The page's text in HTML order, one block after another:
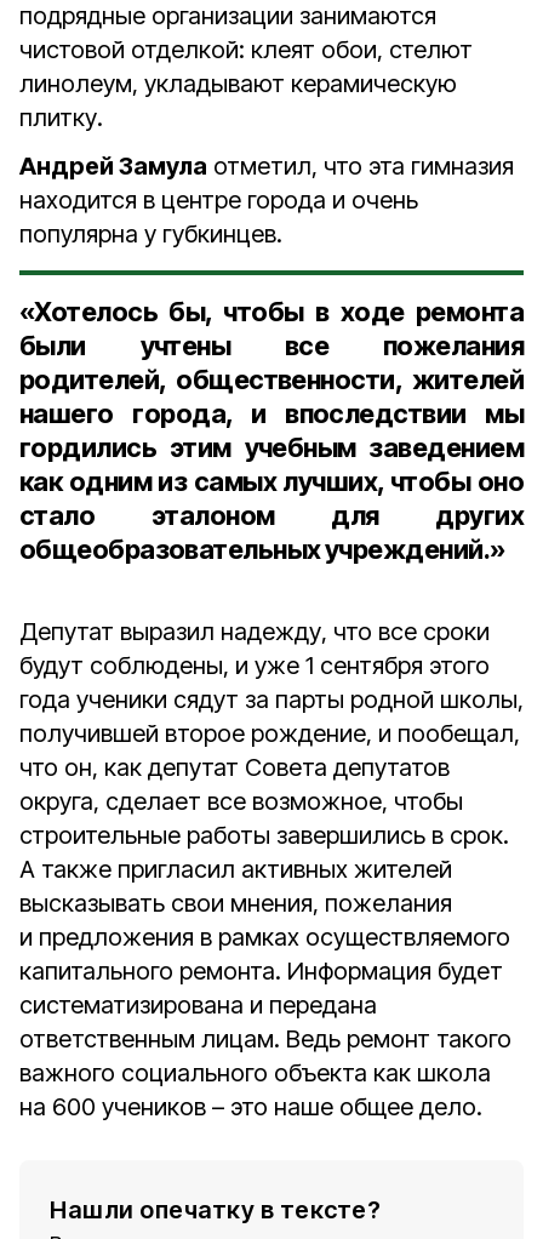
подрядные организации занимаются
чистовой отделкой: клеят обои, стелют
линолеум, укладывают керамическую
плитку.
Андрей Замула отметил, что эта гимназия
находится в центре города и очень
популярна у губкинцев.
«Хотелось бы, чтобы в ходе ремонта
были учтены все пожелания
родителей, общественности, жителей
нашего города, и впоследствии мы
гордились этим учебным заведением
как одним из самых лучших, чтобы оно
стало эталоном для других
общеобразовательных учреждений.»
Депутат выразил надежду, что все сроки
будут соблюдены, и уже 1 сентября этого
года ученики сядут за парты родной школы,
получившей второе рождение, и пообещал,
что он, как депутат Совета депутатов
округа, сделает все возможное, чтобы
строительные работы завершились в срок.
А также пригласил активных жителей
высказывать свои мнения, пожелания
и предложения в рамках осуществляемого
капитального ремонта. Информация будет
систематизирована и передана
ответственным лицам. Ведь ремонт такого
важного социального объекта как школа
на 600 учеников – это наше общее дело.
Нашли опечатку в тексте?